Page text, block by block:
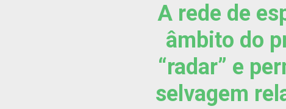
A rede de
âmbito do
“radar” e
selvagem